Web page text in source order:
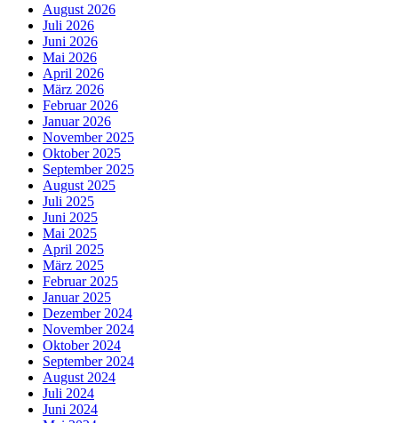
August 2026
Juli 2026
Juni 2026
Mai 2026
April 2026
März 2026
Februar 2026
Januar 2026
November 2025
Oktober 2025
September 2025
August 2025
Juli 2025
Juni 2025
Mai 2025
April 2025
März 2025
Februar 2025
Januar 2025
Dezember 2024
November 2024
Oktober 2024
September 2024
August 2024
Juli 2024
Juni 2024